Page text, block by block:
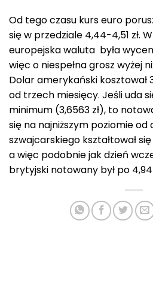
Od tego czasu kurs euro
się w przedziale 4,44-4,51 zł.
europejska waluta była
więc o niespełna grosz wyżej
Dolar amerykański kosztował
od trzech miesięcy. Jeśli uda
minimum (3,6563 zł), to
się na najniższym poziomie
szwajcarskiego kształtował
a więc podobnie jak dzień
brytyjski notowany był po 4,94